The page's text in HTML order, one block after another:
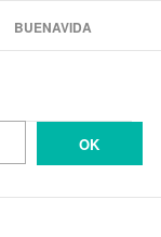
BUENAVIDA
OK